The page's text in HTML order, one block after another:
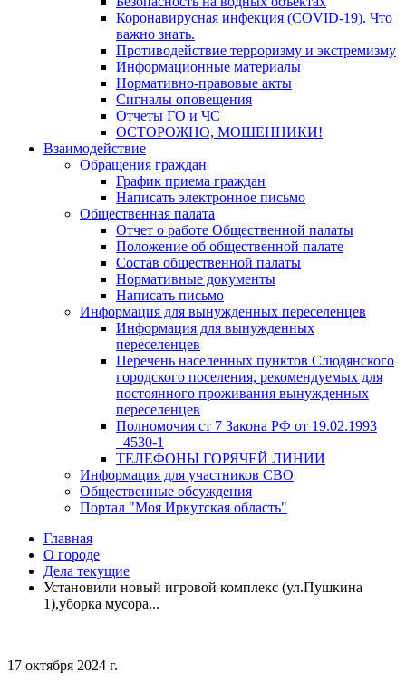
Коронавирусная инфекция (COVID-19). Что
важно знать.
Противодействие терроризму и экстремизму
Информационные материалы
Нормативно-правовые акты
Сигналы оповещения
Отчеты ГО и ЧС
ОСТОРОЖНО, МОШЕННИКИ!
Взаимодействие
Обращения граждан
График приема граждан
Написать электронное письмо
Общественная палата
Отчет о работе Общественной палаты
Положение об общественной палате
Состав общественной палаты
Нормативные документы
Написать письмо
Информация для вынужденных переселенцев
Информация для вынужденных
переселенцев
Перечень населенных пунктов Слюдянского
городского поселения, рекомендуемых для
постоянного проживания вынужденных
переселенцев
Полномочия ст 7 Закона РФ от 19.02.1993
_4530-1
ТЕЛЕФОНЫ ГОРЯЧЕЙ ЛИНИИ
Информация для участников СВО
Общественные обсуждения
Портал "Моя Иркутская область"
Главная
О городе
Дела текущие
Установили новый игровой комплекс (ул.Пушкина
1),уборка мусора...
17 октября 2024 г.